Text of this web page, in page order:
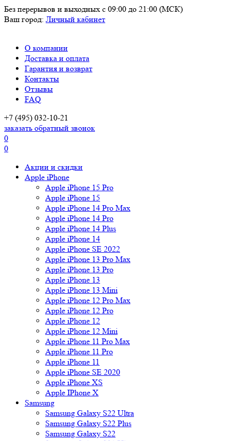
Без перерывов и выходных с 09:00 до 21:00 (МСК)
Ваш город: Личный кабинет
О компании
Доставка и оплата
Гарантия и возврат
Контакты
Отзывы
FAQ
+7 (495) 032-10-21
заказать обратный звонок
0
0
Акции и скидки
Apple iPhone
Apple iPhone 15 Pro
Apple iPhone 15
Apple iPhone 14 Pro Max
Apple iPhone 14 Pro
Apple iPhone 14 Plus
Apple iPhone 14
Apple iPhone SE 2022
Apple iPhone 13 Pro Max
Apple iPhone 13 Pro
Apple iPhone 13
Apple iPhone 13 Mini
Apple iPhone 12 Pro Max
Apple iPhone 12 Pro
Apple iPhone 12
Apple iPhone 12 Mini
Apple iPhone 11 Pro Max
Apple iPhone 11 Pro
Apple iPhone 11
Apple iPhone SE 2020
Apple iPhone XS
Apple IPhone X
Samsung
Samsung Galaxy S22 Ultra
Samsung Galaxy S22 Plus
Samsung Galaxy S22